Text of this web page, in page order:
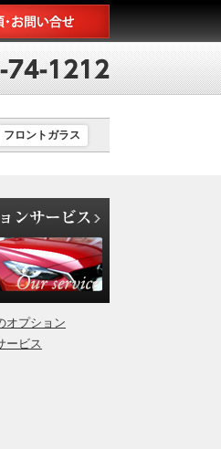
フロントガラス
オプション
ービス